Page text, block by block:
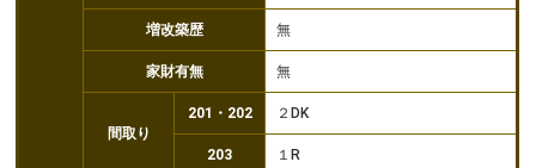
増改築歴 無
家財有無 無
間取り
201・202 ２DK
203 １R